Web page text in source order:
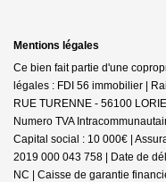
Mentions légales
Ce bien fait partie d'une
légales : FDI 56 immobilier |
RUE TURENNE - 56100
Numero TVA
Capital social : 10 000€ |
2019 000 043 758 | Date de
NC | Caisse de garantie